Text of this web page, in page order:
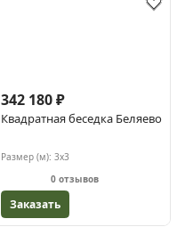
342 180 ₽
Квадратная беседка Беляево
Размер (м): 3х3
0 отзывов
Заказать